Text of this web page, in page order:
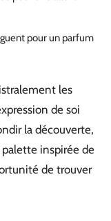
pour un parfum
les
de soi
la découverte,
inspirée de
de trouver